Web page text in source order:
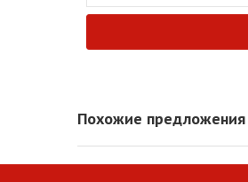
Похожие предложения